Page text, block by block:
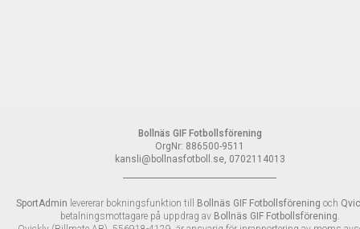
Bollnäs GIF Fotbollsförening
OrgNr: 886500-9511
kansli@bollnasfotboll.se, 0702114013
SportAdmin levererar bokningsfunktion till Bollnäs GIF Fotbollsförening och
betalningsmottagare på uppdrag av Bollnäs GIF Fotbollsförening.